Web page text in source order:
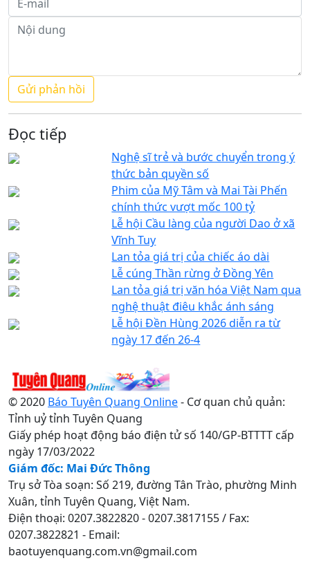
Đọc tiếp
Nghệ sĩ trẻ và bước chuyển trong ý
thức bản quyền số
Phim của Mỹ Tâm và Mai Tài Phến
chính thức vượt mốc 100 tỷ
Lễ hội Cầu làng của người Dao ở xã
Vĩnh Tuy
Lan tỏa giá trị của chiếc áo dài
Lễ cúng Thần rừng ở Đồng Yên
Lan tỏa giá trị văn hóa Việt Nam qua
nghệ thuật điêu khắc ánh sáng
Lễ hội Đền Hùng 2026 diễn ra từ
ngày 17 đến 26-4
© 2020 Báo Tuyên Quang Online- Cơ quan chủ quản:
Tỉnh uỷ tỉnh Tuyên Quang
Giấy phép hoạt động báo điện tử số 140/GP-BTTTT cấp
ngày 17/03/2022
Giám đốc: Mai Đức Thông
Trụ sở Tòa soạn: Số 219, đường Tân Trào, phường Minh
Xuân, tỉnh Tuyên Quang, Việt Nam.
Điện thoại: 0207.3822820 - 0207.3817155 / Fax:
0207.3822821 - Email:
baotuyenquang.com.vn@gmail.com